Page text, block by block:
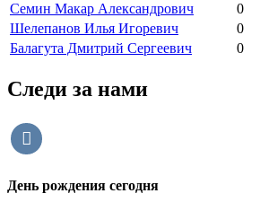
Семин Макар Александрович
0
Шелепанов Илья Игоревич
0
Балагута Дмитрий Сергеевич
0
Следи за нами
vkontakte
День рождения сегодня